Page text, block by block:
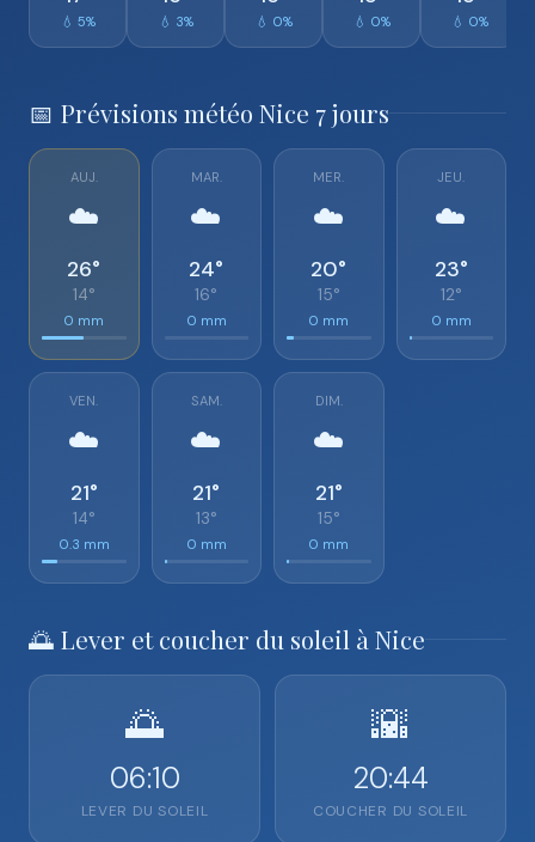
💧 5% 💧 3% 💧 0% 💧 0% 💧 0%
📅 Prévisions météo Nice 7 jours
AUJ.
☁️
26°
14°
0 mm
MAR.
☁️
24°
16°
0 mm
MER.
☁️
20°
15°
0 mm
JEU.
☁️
23°
12°
0 mm
VEN.
☁️
21°
14°
0.3 mm
SAM.
☁️
21°
13°
0 mm
DIM.
☁️
21°
15°
0 mm
🌅 Lever et coucher du soleil à Nice
🌅
06:10
LEVER DU SOLEIL
🌇
20:44
COUCHER DU SOLEIL